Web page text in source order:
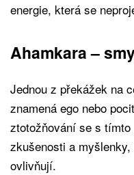
energie, která se
Ahamkara –
Jednou z překážek na
znamená ego nebo
ztotožňování se s tímto
zkušenosti a myšlenky,
ovlivňují.